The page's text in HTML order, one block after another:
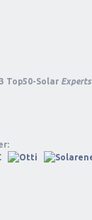
Top50-Solar Experts